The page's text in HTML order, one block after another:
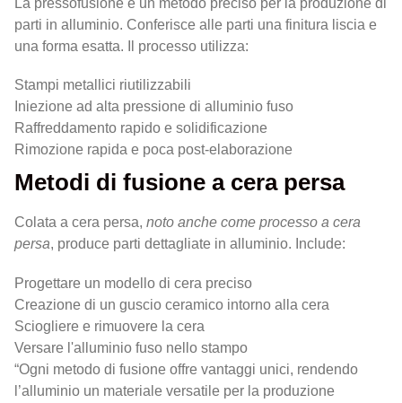
La pressofusione è un metodo preciso per la produzione di
parti in alluminio. Conferisce alle parti una finitura liscia e
una forma esatta. Il processo utilizza:
Stampi metallici riutilizzabili
Iniezione ad alta pressione di alluminio fuso
Raffreddamento rapido e solidificazione
Rimozione rapida e poca post-elaborazione
Metodi di fusione a cera persa
Colata a cera persa, noto anche come processo a cera
persa, produce parti dettagliate in alluminio. Include:
Progettare un modello di cera preciso
Creazione di un guscio ceramico intorno alla cera
Sciogliere e rimuovere la cera
Versare l'alluminio fuso nello stampo
“Ogni metodo di fusione offre vantaggi unici, rendendo
l’alluminio un materiale versatile per la produzione